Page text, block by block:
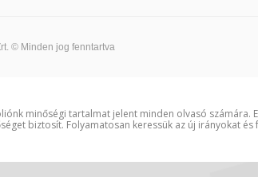
© Minden jog fenntartva
minőségi tartalmat jelent minden olvasó számára.
biztosít. Folyamatosan keressük az új irányokat és